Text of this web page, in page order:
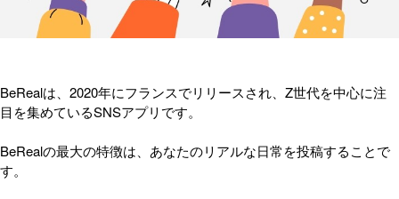
BeRealは、2020年にフランスでリリースされ、Z世代を中心に注
目を集めているSNSアプリです。
BeRealの最大の特徴は、あなたのリアルな日常を投稿することで
す。